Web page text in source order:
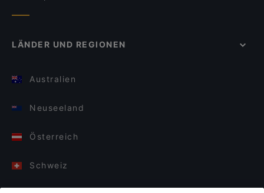
LÄNDER UND REGIONEN
Australien
Neuseeland
Österreich
Schweiz